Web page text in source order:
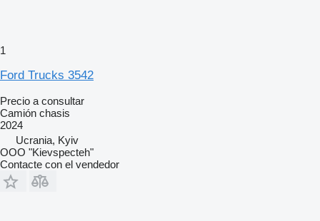
1
Ford Trucks 3542
Precio a consultar
Camión chasis
2024
Ucrania, Kyiv
OOO "Kievspecteh"
Contacte con el vendedor